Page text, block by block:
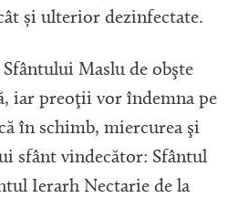
și ulterior dezinfectate.
Sfântului Maslu de obşte
iar preoţii vor îndemna pe
în schimb, miercurea şi
sfânt vindecător: Sfântul
Ierarh Nectarie de la